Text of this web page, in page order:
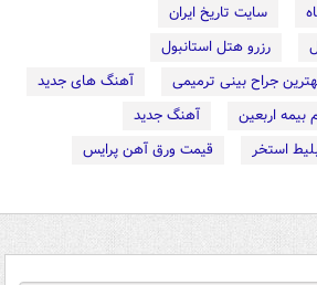
سایت تاریخ ایران
رزرو هتل استانبول
جراح بینی ترمیمی
آهنگ های جدید
بیمه اربعین
آهنگ جدید
استخر
قیمت ورق آهن پرایس